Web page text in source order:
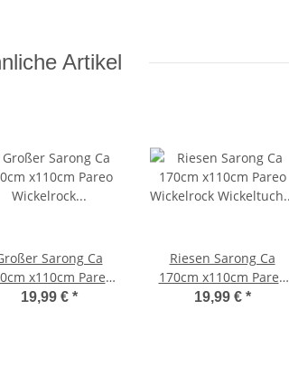
Schwarz Weiß
Artikel
Sarong Ca
x110cm Pareo
Wickeltuch
19,99 € *
Riesen Sarong Ca
170cm x110cm Pareo
Wickelrock Wickeltuch
19,99 € *